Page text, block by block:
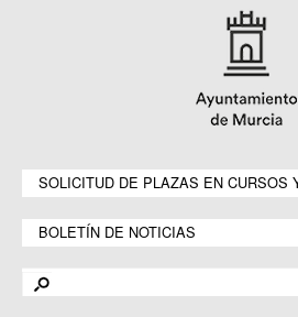
SOLICITUD DE PLAZAS EN CURSOS
BOLETÍN DE NOTICIAS